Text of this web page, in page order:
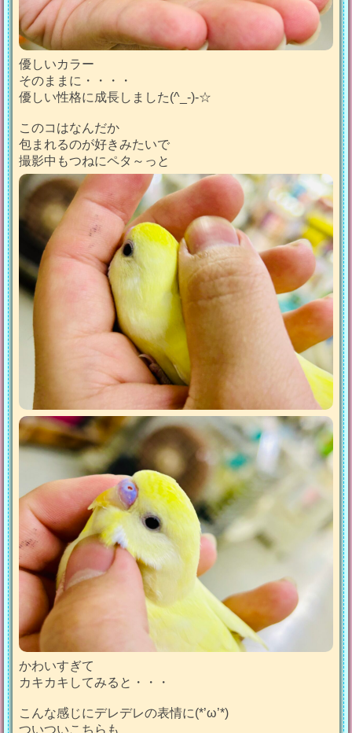
優しいカラー
そのままに・・・・
優しい性格に成長しました(^_-)-☆
このコはなんだか
包まれるのが好きみたいで
撮影中もつねにペタ～っと
かわいすぎて
カキカキしてみると・・・
こんな感じにデレデレの表情に(*’ω’*)
ついついこちらも